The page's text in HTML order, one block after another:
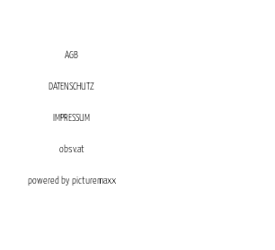
AGB
DATENSCHUTZ
IMPRESSUM
obsv.at
powered by picturemaxx